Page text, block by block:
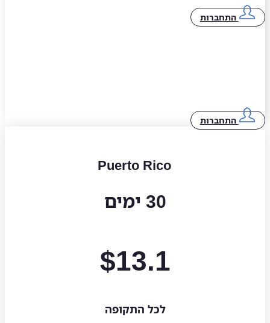
התחברות
התחברות
Puerto Rico
30 ימים
$13.1
לכל התקופה